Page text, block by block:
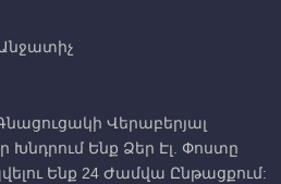
Վերաբերյալ
Խնդրում Ենք Ձեր Էլ. Փոստը
Ենք 24 Ժամվա Ընթացքում: